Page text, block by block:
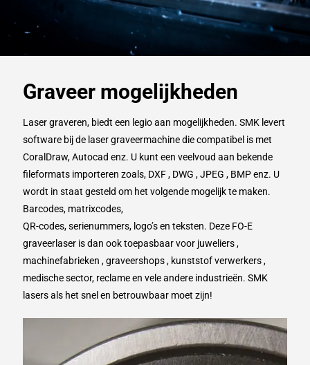
Graveer mogelijkheden
Laser graveren, biedt een legio aan mogelijkheden. SMK levert
software bij de laser graveermachine die compatibel is met
CoralDraw, Autocad enz. U kunt een veelvoud aan bekende
fileformats importeren zoals, DXF , DWG , JPEG , BMP enz. U
wordt in staat gesteld om het volgende mogelijk te maken.
Barcodes, matrixcodes,
QR-codes, serienummers, logo’s en teksten. Deze FO-E
graveerlaser is dan ook toepasbaar voor juweliers ,
machinefabrieken , graveershops , kunststof verwerkers ,
medische sector, reclame en vele andere industrieën. SMK
lasers als het snel en betrouwbaar moet zijn!